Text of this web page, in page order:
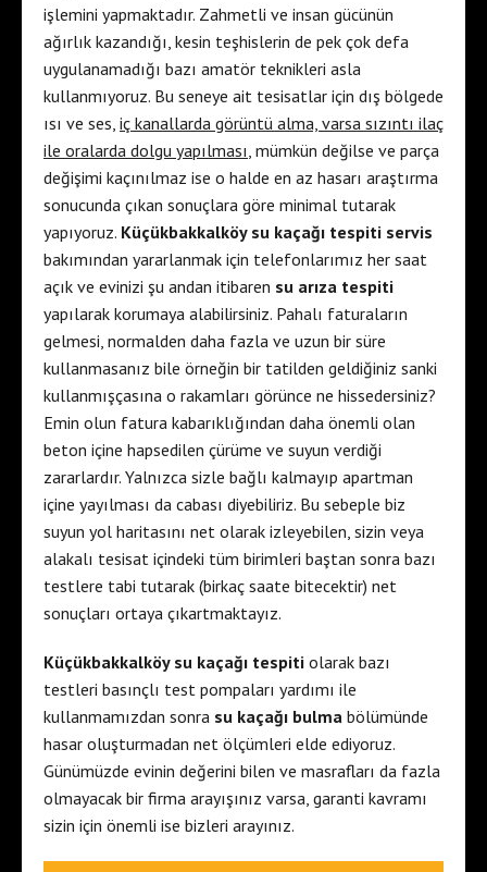
işlemini yapmaktadır. Zahmetli ve insan gücünün
ağırlık kazandığı, kesin teşhislerin de pek çok defa
uygulanamadığı bazı amatör teknikleri asla
kullanmıyoruz. Bu seneye ait tesisatlar için dış bölgede
ısı ve ses, iç kanallarda görüntü alma, varsa sızıntı ilaç
ile oralarda dolgu yapılması, mümkün değilse ve parça
değişimi kaçınılmaz ise o halde en az hasarı araştırma
sonucunda çıkan sonuçlara göre minimal tutarak
yapıyoruz. Küçükbakkalköy su kaçağı tespiti servis
bakımından yararlanmak için telefonlarımız her saat
açık ve evinizi şu andan itibaren su arıza tespiti
yapılarak korumaya alabilirsiniz. Pahalı faturaların
gelmesi, normalden daha fazla ve uzun bir süre
kullanmasanız bile örneğin bir tatilden geldiğiniz sanki
kullanmışçasına o rakamları görünce ne hissedersiniz?
Emin olun fatura kabarıklığından daha önemli olan
beton içine hapsedilen çürüme ve suyun verdiği
zararlardır. Yalnızca sizle bağlı kalmayıp apartman
içine yayılması da cabası diyebiliriz. Bu sebeple biz
suyun yol haritasını net olarak izleyebilen, sizin veya
alakalı tesisat içindeki tüm birimleri baştan sonra bazı
testlere tabi tutarak (birkaç saate bitecektir) net
sonuçları ortaya çıkartmaktayız.
Küçükbakkalköy su kaçağı tespiti olarak bazı
testleri basınçlı test pompaları yardımı ile
kullanmamızdan sonra su kaçağı bulma bölümünde
hasar oluşturmadan net ölçümleri elde ediyoruz.
Günümüzde evinin değerini bilen ve masrafları da fazla
olmayacak bir firma arayışınız varsa, garanti kavramı
sizin için önemli ise bizleri arayınız.